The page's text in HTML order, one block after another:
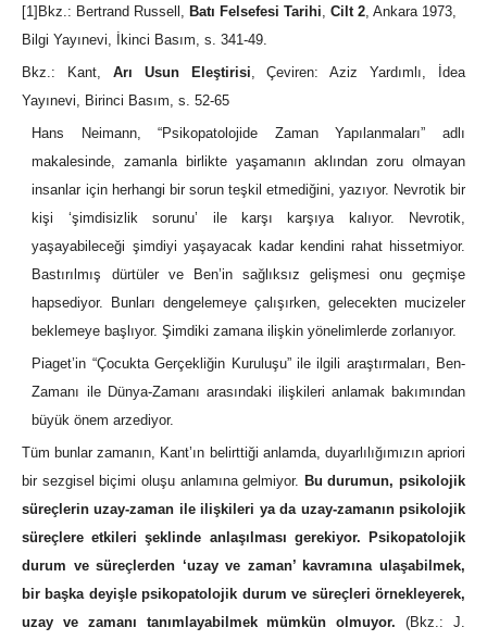
[1]Bkz.: Bertrand Russell, Batı Felsefesi Tarihi, Cilt 2, Ankara 1973,
Bilgi Yayınevi, İkinci Basım, s. 341-49.
Bkz.: Kant, Arı Usun Eleştirisi, Çeviren: Aziz Yardımlı, İdea
Yayınevi, Birinci Basım, s. 52-65
Hans Neimann, “Psikopatolojide Zaman Yapılanmaları” adlı
makalesinde, zamanla birlikte yaşamanın aklından zoru olmayan
insanlar için herhangi bir sorun teşkil etmediğini, yazıyor. Nevrotik bir
kişi ‘şimdisizlik sorunu’ ile karşı karşıya kalıyor. Nevrotik,
yaşayabileceği şimdiyi yaşayacak kadar kendini rahat hissetmiyor.
Bastırılmış dürtüler ve Ben’in sağlıksız gelişmesi onu geçmişe
hapsediyor. Bunları dengelemeye çalışırken, gelecekten mucizeler
beklemeye başlıyor. Şimdiki zamana ilişkin yönelimlerde zorlanıyor.
Piaget’in “Çocukta Gerçekliğin Kuruluşu” ile ilgili araştırmaları, Ben-
Zamanı ile Dünya-Zamanı arasındaki ilişkileri anlamak bakımından
büyük önem arzediyor.
Tüm bunlar zamanın, Kant’ın belirttiği anlamda, duyarlılığımızın apriori
bir sezgisel biçimi oluşu anlamına gelmiyor. Bu durumun, psikolojik
süreçlerin uzay-zaman ile ilişkileri ya da uzay-zamanın psikolojik
süreçlere etkileri şeklinde anlaşılması gerekiyor. Psikopatolojik
durum ve süreçlerden ‘uzay ve zaman’ kavramına ulaşabilmek,
bir başka deyişle psikopatolojik durum ve süreçleri örnekleyerek,
uzay ve zamanı tanımlayabilmek mümkün olmuyor. (Bkz.: J.